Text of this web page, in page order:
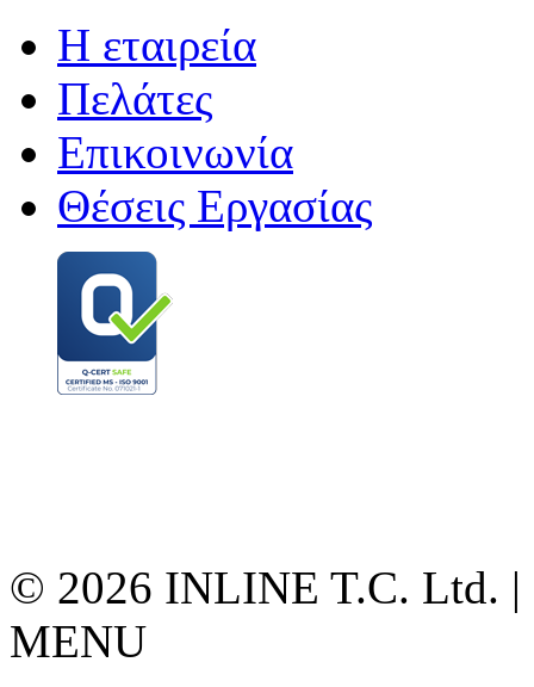
Η εταιρεία
Πελάτες
Επικοινωνία
Θέσεις Εργασίας
© 2026 INLINE T.C. Ltd. |
MENU